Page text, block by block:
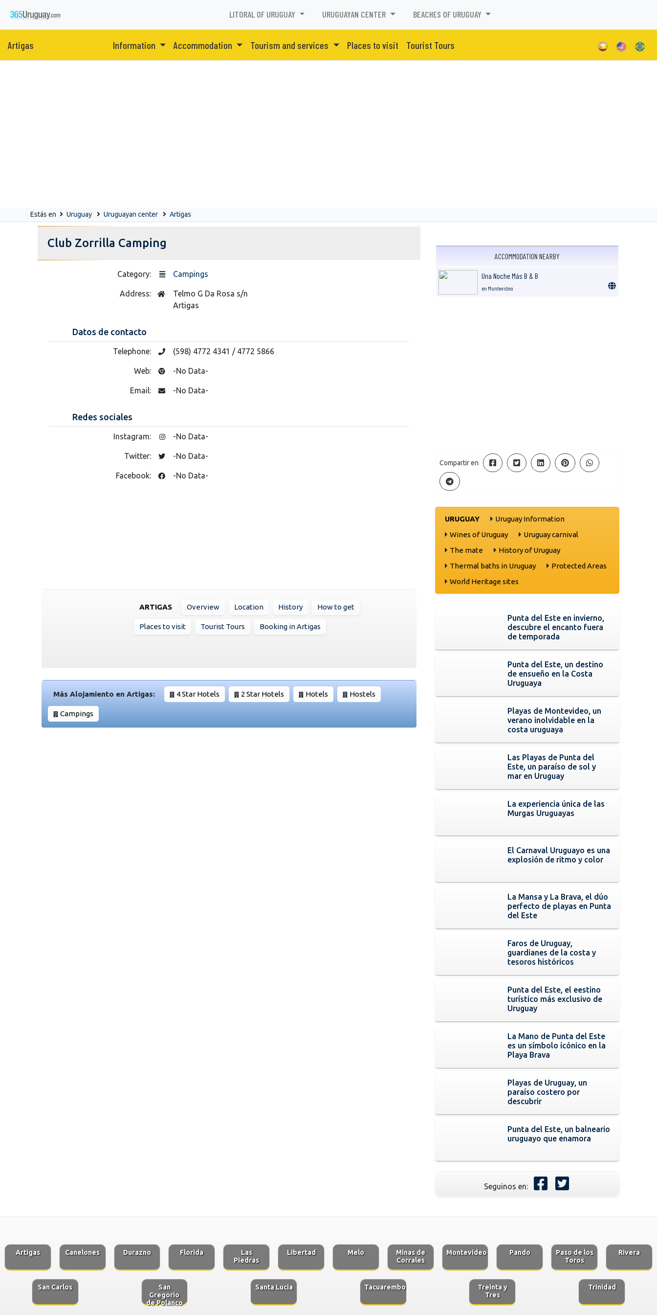
LITORAL OF URUGUAY URUGUAYAN CENTER BEACHES OF URUGUAY
Artigas Information Accommodation Tourism and services Places to visit Tourist Tours
Estás en Uruguay Uruguayan center Artigas
Club Zorrilla Camping
Category: Campings
Address:
Telmo G Da Rosa s/n
Artigas
Datos de contacto
Telephone: (598) 4772 4341 / 4772 5866
Web: -No Data-
Email: -No Data-
Redes sociales
Instagram: -No Data-
Twitter: -No Data-
Facebook: -No Data-
ARTIGAS Overview Location History How to get
Places to visit Tourist Tours Booking in Artigas
Más Alojamiento en Artigas: 4 Star Hotels 2 Star Hotels Hotels Hostels
Campings
ACCOMMODATION NEARBY
Una Noche Más B & B
en Montevideo
Compartir en
URUGUAY
Uruguay Information
Wines of Uruguay
Uruguay carnival
The mate
History of Uruguay
Thermal baths in Uruguay
Protected Areas
World Heritage sites
Punta del Este en invierno,
descubre el encanto fuera
de temporada
Punta del Este, un destino
de ensueño en la Costa
Uruguaya
Playas de Montevideo, un
verano inolvidable en la
costa uruguaya
Las Playas de Punta del
Este, un paraíso de sol y
mar en Uruguay
La experiencia única de las
Murgas Uruguayas
El Carnaval Uruguayo es una
explosión de ritmo y color
La Mansa y La Brava, el dúo
perfecto de playas en Punta
del Este
Faros de Uruguay,
guardianes de la costa y
tesoros históricos
Punta del Este, el eestino
turístico más exclusivo de
Uruguay
La Mano de Punta del Este
es un símbolo icónico en la
Playa Brava
Playas de Uruguay, un
paraíso costero por
descubrir
Punta del Este, un balneario
uruguayo que enamora
Seguinos en:
Artigas Canelones Durazno Florida
Las
Piedras
Libertad Melo
Minas de
Corrales
Montevideo Pando
Paso de los
Toros
Rivera
San Carlos
San
Gregorio
de Polanco
Santa Lucia Tacuarembo
Treinta y
Tres
Trinidad